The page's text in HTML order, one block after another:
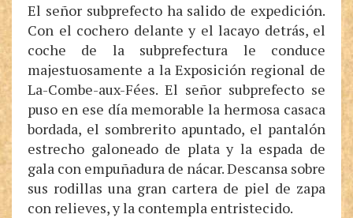
El señor subprefecto ha salido de expedición.
Con el cochero delante y el lacayo detrás, el
coche de la subprefectura le conduce
majestuosamente a la Exposición regional de
La-Combe-aux-Fées. El señor subprefecto se
puso en ese día memorable la hermosa casaca
bordada, el sombrerito apuntado, el pantalón
estrecho galoneado de plata y la espada de
gala con empuñadura de nácar. Descansa sobre
sus rodillas una gran cartera de piel de zapa
con relieves, y la contempla entristecido.